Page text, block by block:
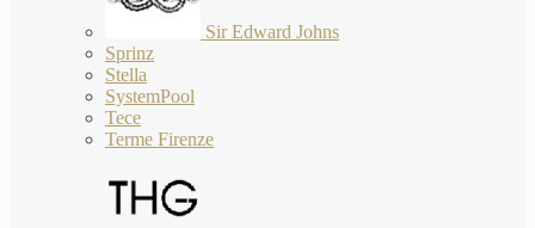
Sir Edward Johns
Sprinz
Stella
SystemPool
Tece
Terme Firenze